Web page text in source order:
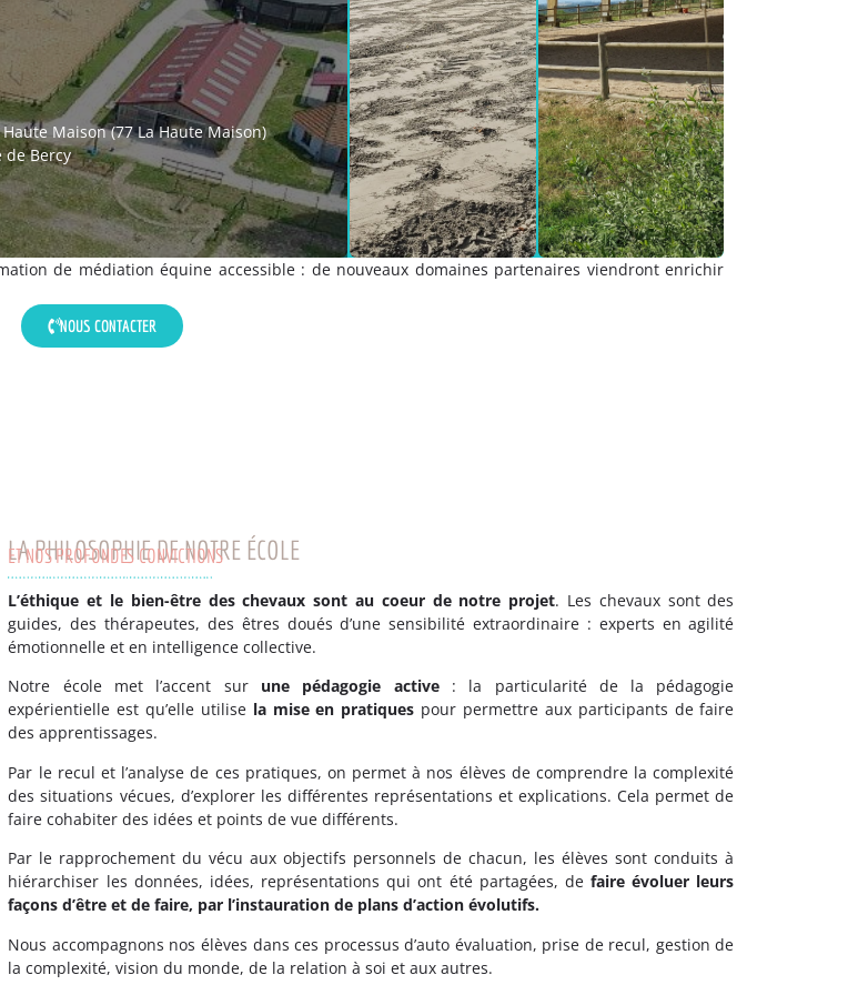
Maison (77 La Haute Maison)
de Bercy
de médiation équine accessible : de nouveaux domaines partenaires viendront enrichir
NOUS CONTACTER
LA PHILOSOPHIE DE NOTRE ÉCOLE
ET NOS PROFONDES CONVICTIONS
L’éthique et le bien-être des chevaux sont au coeur de notre projet. Les chevaux sont des
guides, des thérapeutes, des êtres doués d’une sensibilité extraordinaire : experts en agilité
émotionnelle et en intelligence collective.
Notre école met l’accent sur une pédagogie active: la particularité de la pédagogie
expérientielle est qu’elle utilise la mise en pratiques pour permettre aux participants de faire
des apprentissages.
Par le recul et l’analyse de ces pratiques, on permet à nos élèves de comprendre la complexité
des situations vécues, d’explorer les différentes représentations et explications. Cela permet de
faire cohabiter des idées et points de vue différents.
Par le rapprochement du vécu aux objectifs personnels de chacun, les élèves sont conduits à
hiérarchiser les données, idées, représentations qui ont été partagées, defaire évoluer leurs
façons d’être et de faire, par l’instauration de plans d’action évolutifs.
Nous accompagnons nos élèves dans ces processus d’auto évaluation, prise de recul, gestion de
la complexité, vision du monde, de la relation à soi et aux autres.